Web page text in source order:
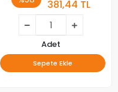
381,44 TL
Adet
Sepete Ekle